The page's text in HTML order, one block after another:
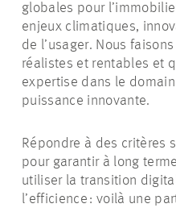
globales pour
enjeux climatiques,
de l’usager. Nous
réalistes et rentables et
expertise dans le
puissance innovante.
Répondre à des critères
pour garantir à long
utiliser la transition
l’efficience : voilà une